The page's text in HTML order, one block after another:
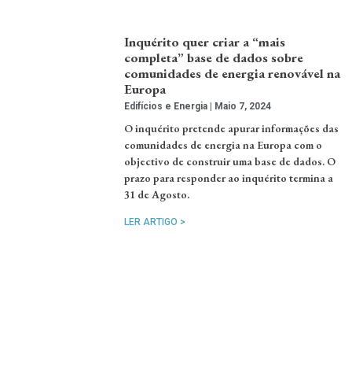
Inquérito quer criar a “mais
completa” base de dados sobre
comunidades de energia renovável na
Europa
Edifícios e Energia Maio 7, 2024
O inquérito pretende apurar informações das
comunidades de energia na Europa com o
objectivo de construir uma base de dados. O
prazo para responder ao inquérito termina a
31 de Agosto.
LER ARTIGO >